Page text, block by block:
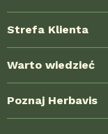
Strefa Klienta
Dostawa i koszty
Formy płatności
Jak kupować?
Warto wiedzieć
Blog ze świata ziół
Najczęstsze pytania
Poznaj Herbavis